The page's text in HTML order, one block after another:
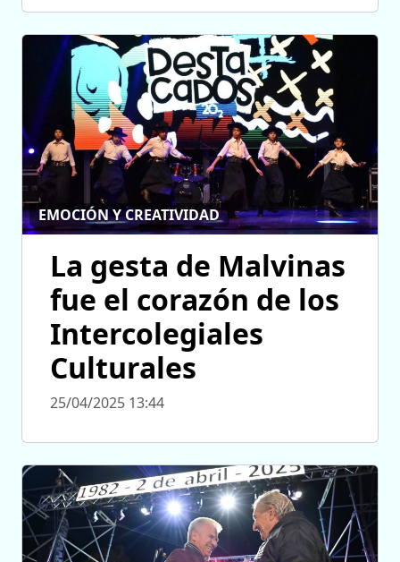
EMOCIÓN Y CREATIVIDAD
La gesta de Malvinas
fue el corazón de los
Intercolegiales
Culturales
25/04/2025 13:44